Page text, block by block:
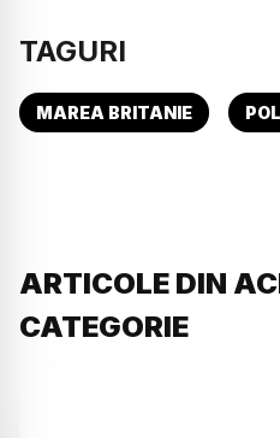
TAGURI
MAREA BRITANIE
ARTICOLE DIN
CATEGORIE